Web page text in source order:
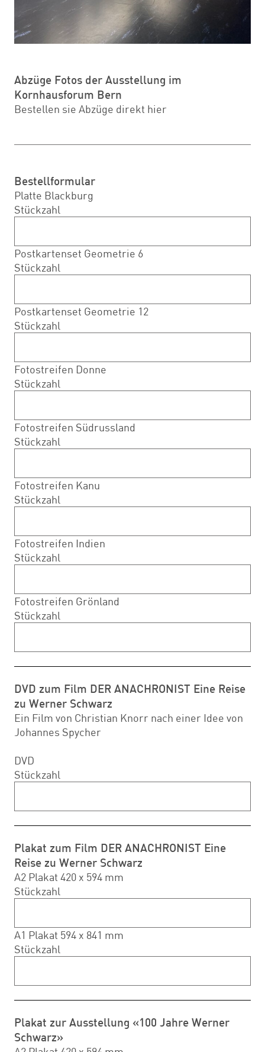
Abzüge Fotos der Ausstellung im
Kornhausforum Bern
Bestellen sie Abzüge direkt hier
Bestellformular
Platte Blackburg
Stückzahl
Postkartenset Geometrie 6
Stückzahl
Postkartenset Geometrie 12
Stückzahl
Fotostreifen Donne
Stückzahl
Fotostreifen Südrussland
Stückzahl
Fotostreifen Kanu
Stückzahl
Fotostreifen Indien
Stückzahl
Fotostreifen Grönland
Stückzahl
DVD zum Film DER ANACHRONIST Eine Reise
zu Werner Schwarz
Ein Film von Christian Knorr nach einer Idee von
Johannes Spycher
DVD
Stückzahl
Plakat zum Film DER ANACHRONIST Eine
Reise zu Werner Schwarz
A2 Plakat 420 x 594 mm
Stückzahl
A1 Plakat 594 x 841 mm
Stückzahl
Plakat zur Ausstellung «100 Jahre Werner
Schwarz»